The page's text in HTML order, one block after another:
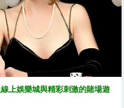
上娛樂城與精彩刺激的賭場遊